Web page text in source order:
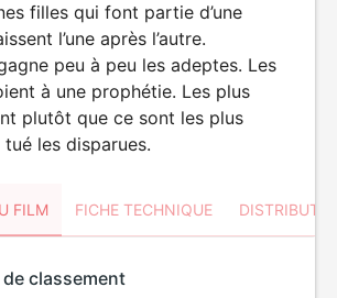
filles qui font partie d’une
l’une après l’autre.
peu à peu les adeptes. Les
à une prophétie. Les plus
plutôt que ce sont les plus
les disparues.
FILM FICHE TECHNIQUE
classement